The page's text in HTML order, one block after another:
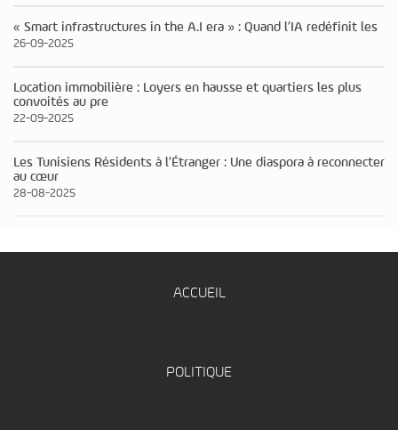
« Smart infrastructures in the A.I era » : Quand l’IA redéfinit les
26-09-2025
Location immobilière : Loyers en hausse et quartiers les plus
convoités au pre
22-09-2025
Les Tunisiens Résidents à l’Étranger : Une diaspora à reconnecter
au cœur
28-08-2025
ACCUEIL
POLITIQUE